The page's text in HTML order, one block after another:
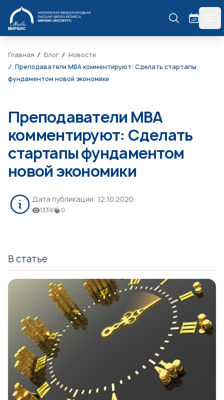
МИРБИС
Главная Блог
Новости
Преподаватели MBA комментируют: Сделать стартапы
фундаментом новой экономики
Преподаватели MBA
комментируют: Сделать
стартапы фундаментом
новой экономики
Дата публикации: 12.10.2020
1339 0
В статье